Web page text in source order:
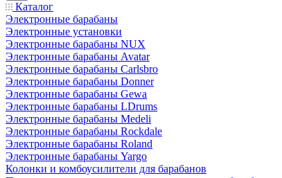
Каталог
Электронные барабаны
Электронные установки
Электронные барабаны NUX
Электронные барабаны Avatar
Электронные барабаны Carlsbro
Электронные барабаны Donner
Электронные барабаны Gewa
Электронные барабаны LDrums
Электронные барабаны Medeli
Электронные барабаны Rockdale
Электронные барабаны Roland
Электронные барабаны Yargo
Колонки и комбоусилители для барабанов